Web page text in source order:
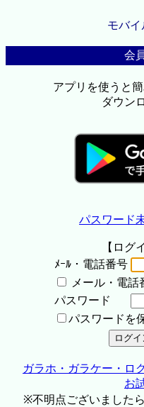
モバイ
会
アプリを使うと
ダウン
パスワード
【ログ
ﾒｰﾙ・電話番号
メール・電話
パスワード
パスワードを
ガラホ・ガラケー・ロ
お
※不明点ございました